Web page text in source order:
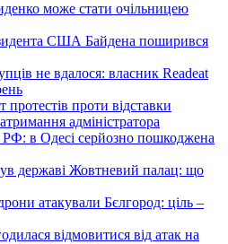
може стати очільницею
США Байдена поширився
не вдалося: власник Readeat
протестів проти відставки
адміністратора
РФ: в Одесі серйозно пошкоджена
державі Жовтневий палац: що
атакували Бєлгород: ціль –
відмовитися від атак на